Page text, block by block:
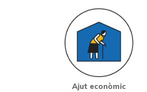
Ajut econòmic